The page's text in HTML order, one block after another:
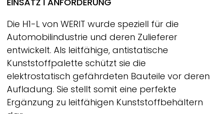
Die H1-L von WERIT wurde speziell für die
Automobilindustrie und deren Zulieferer
entwickelt. Als leitfähige, antistatische
Kunststoffpalette schützt sie die
elektrostatisch gefährdeten Bauteile vor deren
Aufladung. Sie stellt somit eine perfekte
Ergänzung zu leitfähigen Kunststoffbehältern